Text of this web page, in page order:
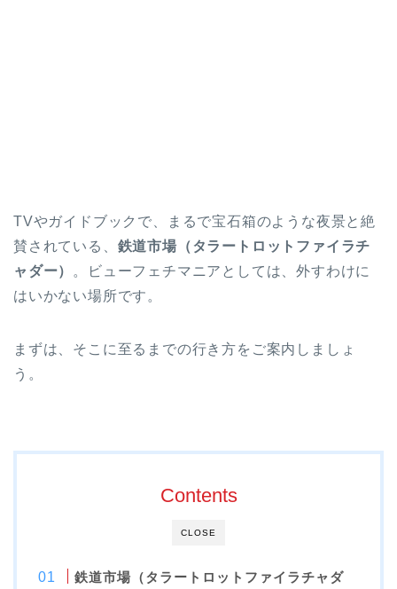
TVやガイドブックで、まるで宝石箱のような夜景と絶
賛されている、 鉄道市場（タラートロットファイラチ
ャダー）
。ビューフェチマニアとしては、外すわけに
はいかない場所です。
まずは、そこに至るまでの行き方をご案内しましょ
う。
CLOSE
Contents
鉄道市場（タラートロットファイラチャダ